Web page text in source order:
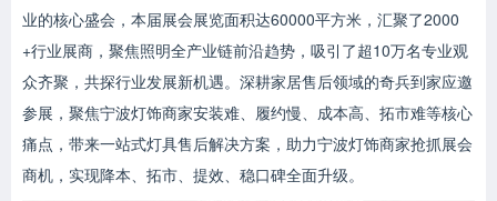
业的核心盛会，本届展会展览面积达‌60000平方米，‌汇聚了2000
+行业展商，聚焦照明全产业链前沿趋势，吸引了超10万名专业观
众齐聚，共探行业发展新机遇。深耕家居售后领域的奇兵到家应邀
参展，聚焦宁波灯饰商家安装难、履约慢、成本高、拓市难等核心
痛点，带来一站式灯具售后解决方案，助力宁波灯饰商家抢抓展会
商机，实现降本、拓市、提效、稳口碑全面升级。